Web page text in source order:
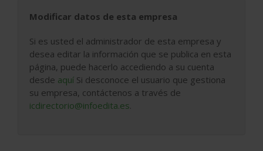
Modificar datos de esta empresa
Si es usted el administrador de esta empresa y
desea editar la información que se publica en esta
página, puede hacerlo accediendo a su cuenta
desde aquí Si desconoce el usuario que gestiona
su empresa, contáctenos a través de
icdirectorio@infoedita.es.